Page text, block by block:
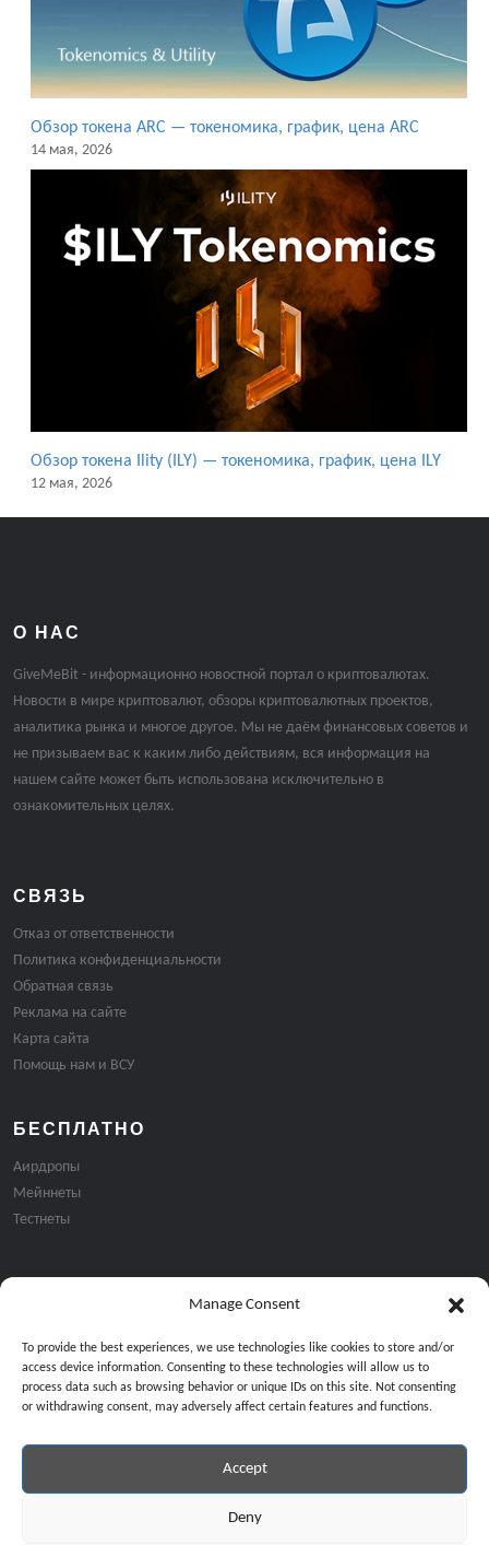
Manage Consent
To provide the best experiences, we use technologies like cookies to store and/or
access device information. Consenting to these technologies will allow us to
process data such as browsing behavior or unique IDs on this site. Not consenting
or withdrawing consent, may adversely affect certain features and functions.
Accept
Deny
Обзор токена ARC — токеномика, график, цена ARC
14 мая, 2026
Обзор токена Ility (ILY) — токеномика, график, цена ILY
12 мая, 2026
О НАС
GiveMeBit - информационно новостной портал о криптовалютах.
Новости в мире криптовалют, обзоры криптовалютных проектов,
аналитика рынка и многое другое. Мы не даём финансовых советов и
не призываем вас к каким либо действиям, вся информация на
нашем сайте может быть использована исключительно в
ознакомительных целях.
СВЯЗЬ
Отказ от ответственности
Политика конфиденциальности
Обратная связь
Реклама на сайте
Карта сайта
Помощь нам и ВСУ
БЕСПЛАТНО
Аирдропы
Мейннеты
Тестнеты
Подписка на email рассылку:
Продолжая, вы соглашаетесь с нашей политикой
Copyright © 2024 All Rights Reserved by